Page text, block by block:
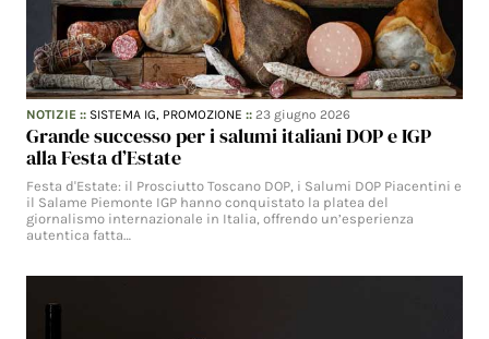
NOTIZIE :: SISTEMA IG, PROMOZIONE ::23 giugno 2026
Grande successo per i salumi italiani DOP e IGP
alla Festa d’Estate
Festa d'Estate: il Prosciutto Toscano DOP, i Salumi DOP Piacentini e
il Salame Piemonte IGP hanno conquistato la platea del
giornalismo internazionale in Italia, offrendo un’esperienza
autentica fatta…